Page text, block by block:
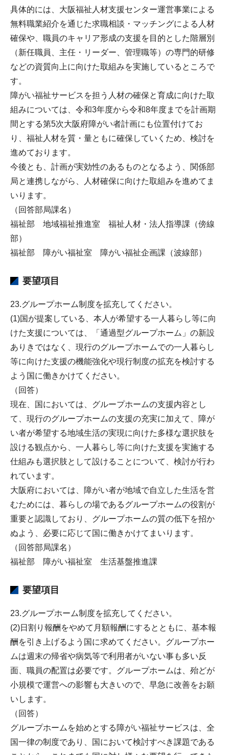
具体的には、大阪福祉人材支援センター運営事業による
無料職業紹介を通じた求職相談・マッチングによる人材
確保や、職員のキャリア形成の支援を目的とした階層別
（新任職員、主任・リーダー、管理職等）の専門的研修
などの資質向上に向けた取組みを実施しているところで
す。
障がい福祉サービスを担う人材の確保と育成に向けた取
組みについては、令和3年度から令和8年度までを計画期
間とする第5次大阪府障がい者計画にも位置付けてお
り、福祉人材を質・量ともに確保していくため、検討を
進めております。
今後とも、計画が実効性のあるものとなるよう、関係部
局と連携しながら、人材確保に向けた取組みを進めてま
いります。
（回答部局課名）
福祉部 地域福祉推進室 福祉人材・法人指導課（傍線
部）
福祉部 障がい福祉室 障がい福祉企画課（波線部）
要望項目
23.グループホーム制度を拡充してください。
(1)国が提案している、本人が希望する一人暮らし等に向
けた支援については、「通過型グループホーム」の新設
ありきではなく、現行のグループホームでの一人暮らし
等に向けた支援の機能強化や現行制度の拡充を検討する
よう国に働きかけてください。
（回答）
現在、国においては、グループホームの支援内容とし
て、現行のグループホームの支援の充実に加えて、障が
い者が希望する地域生活の実現に向けた多様な選択肢を
設ける観点から、一人暮らし等に向けた支援を実施する
仕組みも選択肢として設けることについて、検討が行わ
れています。
大阪府においては、障がい者が地域で自立した生活を営
むためには、暮らしの場であるグループホームの役割が
重要と認識しており、グループホームの質の低下を招か
ぬよう、必要に応じて国に働きかけてまいります。
（回答部局課名）
福祉部 障がい福祉室 生活基盤推進課
要望項目
23.グループホーム制度を拡充してください。
(2)日割り報酬をやめて月額報酬にするとともに、基本報
酬を引き上げるよう国に求めてください。グループホー
ムは週末の帰省や病気等で利用者がいない事も多い反
面、職員の配置は必要です。グループホームは、殆どが
小規模で運営への影響も大きいので、早急に改善をお願
いします。
（回答）
グループホームを始めとする障がい福祉サービスは、全
国一律の制度であり、国において検討すべき課題である